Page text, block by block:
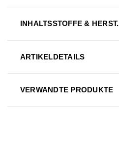
INHALTSSTOFFE & HERST.
ARTIKELDETAILS
VERWANDTE PRODUKTE